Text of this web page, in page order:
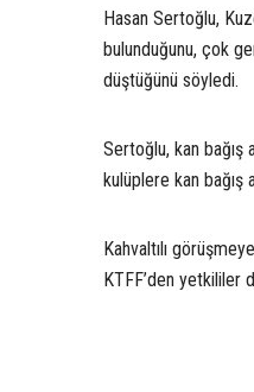
Hasan Sertoğlu,
bulunduğunu, çok
düştüğünü söyledi.
Sertoğlu, kan bağış
kulüplere kan
Kahvaltılı
KTFF’den yetkililer